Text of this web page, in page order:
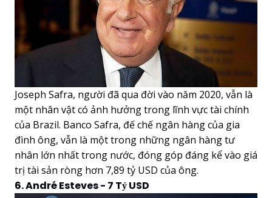
Joseph Safra, người đã qua đời vào năm 2020, vẫn là
một nhân vật có ảnh hưởng trong lĩnh vực tài chính
của Brazil. Banco Safra, đế chế ngân hàng của gia
đình ông, vẫn là một trong những ngân hàng tư
nhân lớn nhất trong nước, đóng góp đáng kể vào giá
trị tài sản ròng hơn 7,89 tỷ USD của ông.
6. André Esteves - 7 Tỷ USD